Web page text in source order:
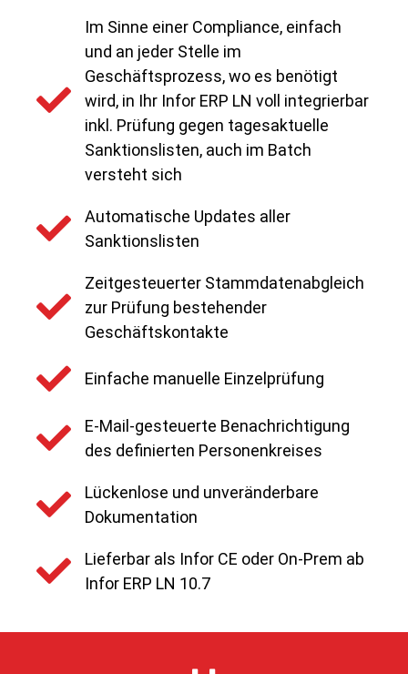
Im Sinne einer Compliance, einfach
und an jeder Stelle im
Geschäftsprozess, wo es benötigt
wird, in Ihr Infor ERP LN voll integrierbar
inkl. Prüfung gegen tagesaktuelle
Sanktionslisten, auch im Batch
versteht sich
Automatische Updates aller
Sanktionslisten
Zeitgesteuerter Stammdatenabgleich
zur Prüfung bestehender
Geschäftskontakte
Einfache manuelle Einzelprüfung
E-Mail-gesteuerte Benachrichtigung
des definierten Personenkreises
Lückenlose und unveränderbare
Dokumentation
Lieferbar als Infor CE oder On-Prem ab
Infor ERP LN 10.7